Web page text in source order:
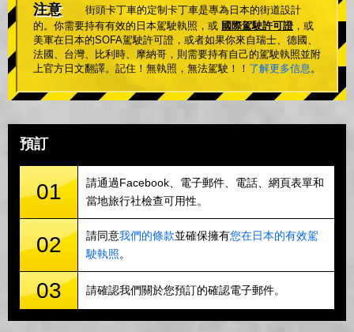
注意
街頭卡丁車的定制卡丁車是專為日本的街道設計
的。你需要持有有效的日本駕駛執照，或 國際駕駛許可證，或
美軍在日本的SOFA駕駛許可證，或者如果你來自瑞士、德國、
法國、台灣、比利時、摩納哥，則需要持有自己的駕駛執照並附
上官方日文翻譯。記住！無執照，無法駕駛！！ 了解更多信息。
預訂
01
請通過Facebook、電子郵件、電話、網頁表單和
當地旅行社檢查可用性。
02 請同意我們的條款並確保擁有您在日本的有效駕
駛執照。
03 請確認我們關於您預訂的確認電子郵件。